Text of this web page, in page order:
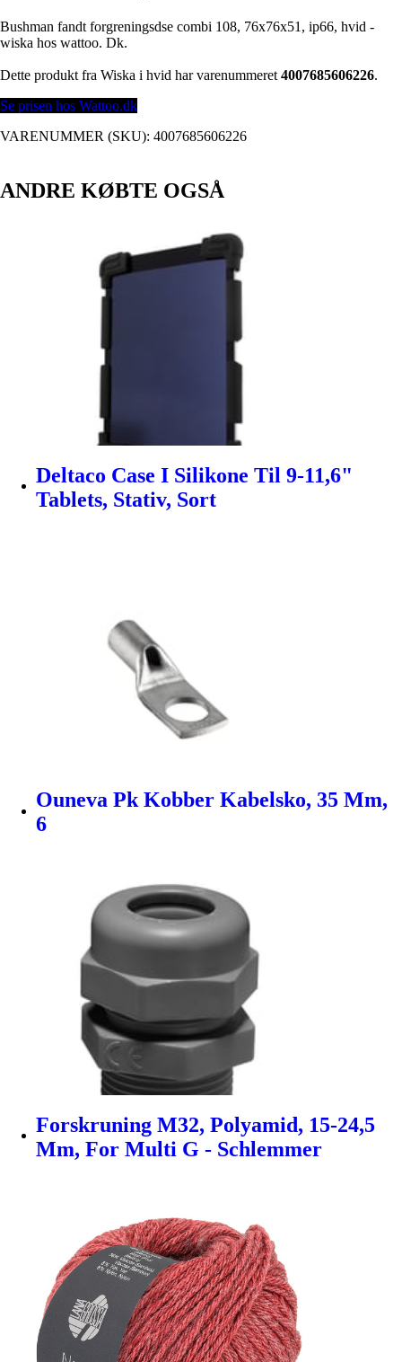
Bushman fandt forgreningsdse combi 108, 76x76x51, ip66, hvid -
wiska hos wattoo. Dk.
Dette produkt fra Wiska i hvid har varenummeret 4007685606226.
Se prisen hos Wattoo.dk
VARENUMMER (SKU): 4007685606226
ANDRE KØBTE OGSÅ
Deltaco Case I Silikone Til 9-11,6"
Tablets, Stativ, Sort
Ouneva Pk Kobber Kabelsko, 35 Mm,
6
Forskruning M32, Polyamid, 15-24,5
Mm, For Multi G - Schlemmer